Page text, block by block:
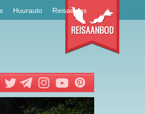
Huurauto Reisadvies